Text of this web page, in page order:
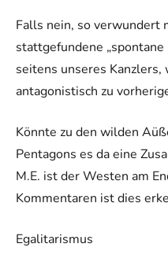
Falls nein, so verwundert
stattgefundene
seitens unseres Kanzlers,
antagonistisch zu
Könnte zu den wilden
Pentagons es da eine
M.E. ist der Westen am
Kommentaren ist dies
Egalitarismus